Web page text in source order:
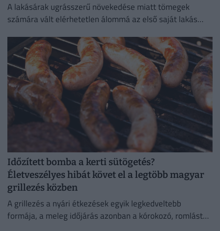
A lakásárak ugrásszerű növekedése miatt tömegek
számára vált elérhetetlen álommá az első saját lakás
Időzített bomba a kerti sütögetés?
Életveszélyes hibát követ el a legtöbb magyar
grillezés közben
A grillezés a nyári étkezések egyik legkedveltebb
formája, a meleg időjárás azonban a kórokozó, romlást